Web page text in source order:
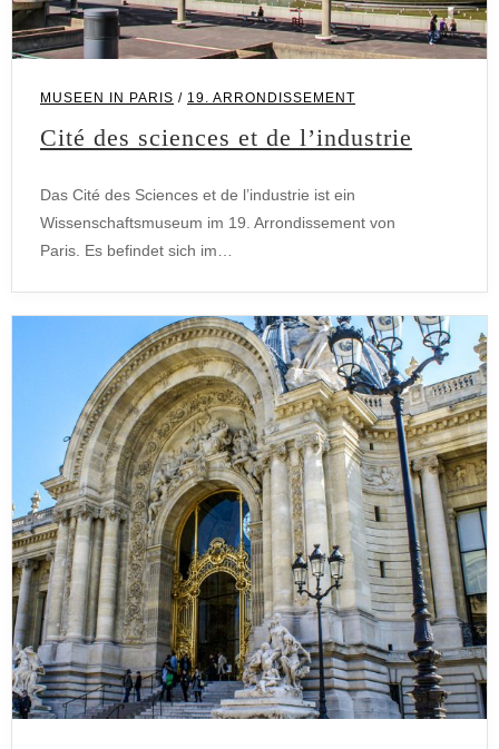
MUSEEN IN PARIS / 19. ARRONDISSEMENT
Cité des sciences et de l’industrie
Das Cité des Sciences et de l’industrie ist ein
Wissenschaftsmuseum im 19. Arrondissement von
Paris. Es befindet sich im…